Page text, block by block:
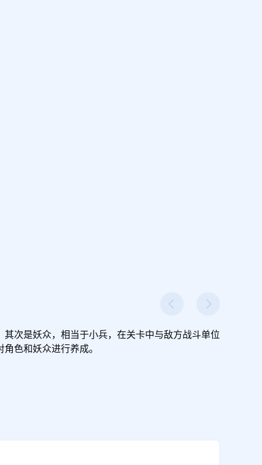
次是妖众，相当于小兵，在关卡中与敌方战斗单位
色和妖众进行养成。